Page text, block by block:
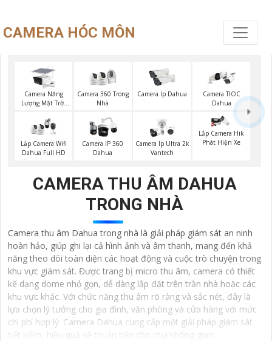
CAMERA HÓC MÔN
Camera Năng
Lượng Mặt Trời
Camera 360 Trong
Nhà
Camera Ip Dahua
Camera TIOC
Dahua
Lắp Camera Wifi
Dahua Full HD
Camera IP 360
Dahua
Camera Ip Ultra 2k
Vantech
Lắp Camera Hik
Phát Hiện Xe
CAMERA THU ÂM DAHUA
TRONG NHÀ
Camera thu âm Dahua trong nhà là giải pháp giám sát an ninh
hoàn hảo, giúp ghi lại cả hình ảnh và âm thanh, mang đến khả
năng theo dõi toàn diện các hoạt động và cuộc trò chuyện trong
khu vực giám sát. Được trang bị micro thu âm, camera có thiết
kế dạng dome nhỏ gọn, dễ dàng lắp đặt trên trần nhà hoặc các
khu vực khác. Với chức năng thu âm rõ ràng và sắc nét, đây là
lựa chọn lý tưởng cho gia đình, văn phòng và cửa hàng với mức
chi phí hợp lý. Camera Dahua cung cấp một giải pháp giám sát
tiết kiệm, hiệu quả và thuận tiện cho mọi không gian.